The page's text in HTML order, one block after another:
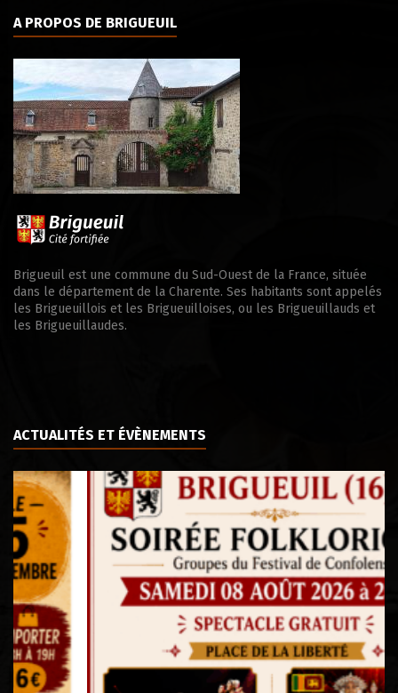
A PROPOS DE BRIGUEUIL
Brigueuil est une commune du Sud-Ouest de la France, située
dans le département de la Charente. Ses habitants sont appelés
les Brigueuillois et les Brigueuilloises, ou les Brigueuillauds et
les Brigueuillaudes.
ACTUALITÉS ET ÉVÈNEMENTS